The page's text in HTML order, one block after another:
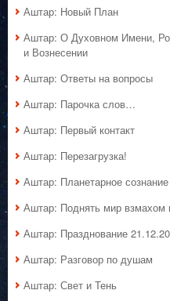
Аштар: Новый План
Аштар: О Духовном Имени,
и Вознесении
Аштар: Ответы на вопросы
Аштар: Парочка слов…
Аштар: Первый контакт
Аштар: Перезагрузка!
Аштар: Планетарное сознание
Аштар: Поднять мир взмахом
Аштар: Празднование
Аштар: Разговор по душам
Аштар: Свет и Тень